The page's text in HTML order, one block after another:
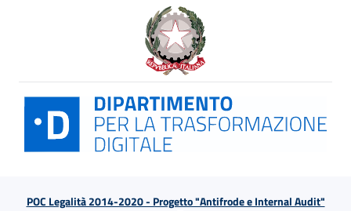
POC Legalità 2014-2020 - Progetto "Antifrode e Internal Audit"